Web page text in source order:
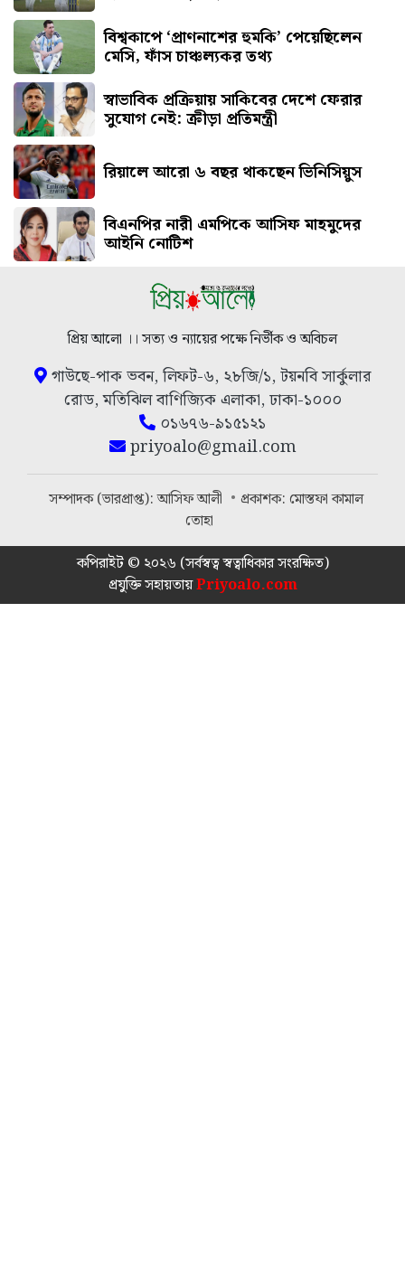
বিশ্বকাপে ‘প্রাণনাশের হুমকি’ পেয়েছিলেন
মেসি, ফাঁস চাঞ্চল্যকর তথ্য
স্বাভাবিক প্রক্রিয়ায় সাকিবের দেশে ফেরার
সুযোগ নেই: ক্রীড়া প্রতিমন্ত্রী
রিয়ালে আরো ৬ বছর থাকছেন ভিনিসিয়ুস
বিএনপির নারী এমপিকে আসিফ মাহমুদের
আইনি নোটিশ
প্রিয় আলো ।। সত্য ও ন্যায়ের পক্ষে নির্ভীক ও অবিচল
গাউছে-পাক ভবন, লিফট-৬, ২৮জি/১, টয়নবি সার্কুলার
রোড, মতিঝিল বাণিজ্যিক এলাকা, ঢাকা-১০০০
০১৬৭৬-৯১৫১২১
priyoalo@gmail.com
সম্পাদক (ভারপ্রাপ্ত): আসিফ আলী
প্রকাশক: মোস্তফা কামাল
তোহা
কপিরাইট © ২০২৬ (সর্বস্বত্ব স্বত্বাধিকার সংরক্ষিত)
প্রযুক্তি সহায়তায়Priyoalo.com